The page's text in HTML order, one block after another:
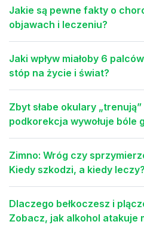
Jakie są pewne fakty o
objawach i leczeniu?
Jaki wpływ miałoby 6
stóp na życie i świat?
Zbyt słabe okulary
podkorekcja wywołuje bóle
Zimno: Wróg czy
Kiedy szkodzi, a kiedy leczy?
Dlaczego bełkoczesz i
Zobacz, jak alkohol atakuje